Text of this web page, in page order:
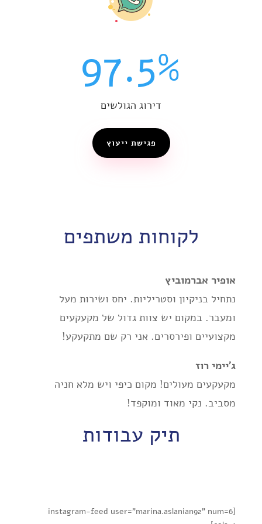
97.5%
דירוג הגולשים
פגישת ייעוץ
לקוחות משתפים
אופיר אברמוביץ
נתחיל בניקיון וסטריליות. יחס ושירות מעל
ומעבר. במקום יש צוות גדול של מקעקעים
מקצועיים ופירסרים. אני רק שם מתקעקע!
ג'יימי רוז
מקעקעים מעולים! מקום כיפי ויש מלא חניה
מסביב. נקי מאוד ומוקפד!
תיק עבודות
[instagram-feed user="marina.aslanian92" num=6